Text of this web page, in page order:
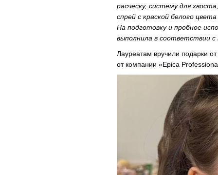
расческу, систему для
спрей с краской белого
На подготовку и пробное
выполнила в соответствии
Лауреатам вручили подарки
от компании «Epica